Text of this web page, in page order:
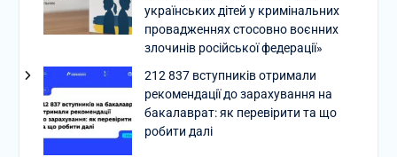
українських дітей у кримінальних
провадженнях стосовно воєнних
злочинів російської федерації»
212 837 вступників отримали
рекомендації до зарахування на
бакалаврат: як перевірити та що
робити далі